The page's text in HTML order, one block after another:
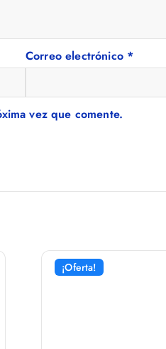
Correo electrónico *
vez que comente.
¡Oferta!